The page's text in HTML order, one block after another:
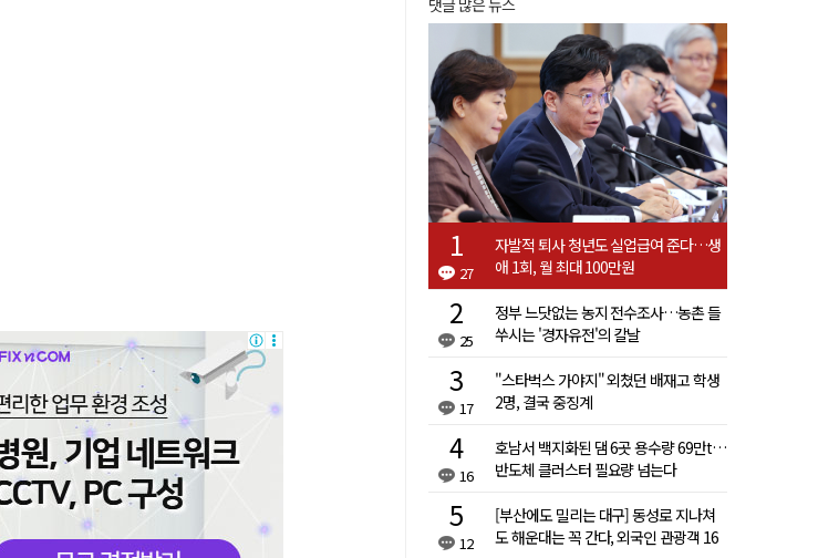
댓글 많은 뉴스
27
자발적 퇴사 청년도 실업급여 준다…생
애 1회, 월 최대 100만원
25
정부 느닷없는 농지 전수조사…농촌 들
쑤시는 '경자유전'의 칼날
17
"스타벅스 가야지" 외쳤던 배재고 학생
2명, 결국 중징계
16
호남서 백지화된 댐 6곳 용수량 69만t…
반도체 클러스터 필요량 넘는다
12
[부산에도 밀리는 대구] 동성로 지나쳐
도 해운대는 꼭 간다, 외국인 관광객 16